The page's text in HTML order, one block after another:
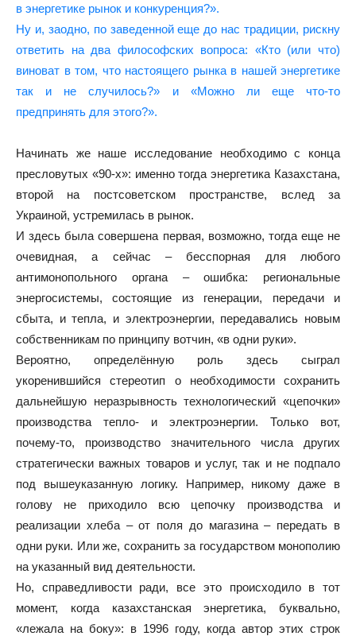
в энергетике рынок и конкуренция?».
Ну и, заодно, по заведенной еще до нас традиции, рискну
ответить на два философских вопроса: «Кто (или что)
виноват в том, что настоящего рынка в нашей энергетике
так и не случилось?» и «Можно ли еще что-то
предпринять для этого?».
Начинать же наше исследование необходимо c конца
пресловутых «90-х»: именно тогда энергетика Казахстана,
второй на постсоветском пространстве, вслед за
Украиной, устремилась в рынок.
И здесь была совершена первая, возможно, тогда еще не
очевидная, а сейчас – бесспорная для любого
антимонопольного органа – ошибка: региональные
энергосистемы, состоящие из генерации, передачи и
сбыта, и тепла, и электроэнергии, передавались новым
собственникам по принципу вотчин, «в одни руки».
Вероятно, определённую роль здесь сыграл
укоренившийся стереотип о необходимости сохранить
дальнейшую неразрывность технологический «цепочки»
производства тепло- и электроэнергии. Только вот,
почему-то, производство значительного числа других
стратегически важных товаров и услуг, так и не подпало
под вышеуказанную логику. Например, никому даже в
голову не приходило всю цепочку производства и
реализации хлеба – от поля до магазина – передать в
одни руки. Или же, сохранить за государством монополию
на указанный вид деятельности.
Но, справедливости ради, все это происходило в тот
момент, когда казахстанская энергетика, буквально,
«лежала на боку»: в 1996 году, когда автор этих строк